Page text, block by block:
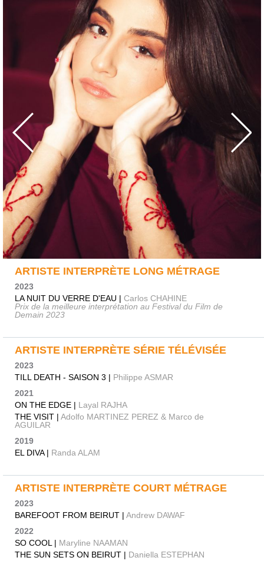
ARTISTE INTERPRÈTE LONG MÉTRAGE
2023
LA NUIT DU VERRE D'EAU | Carlos CHAHINE
Prix de la meilleure interprétation au Festival du Film de
Demain 2023
ARTISTE INTERPRÈTE SÉRIE TÉLÉVISÉE
2023
TILL DEATH - SAISON 3 | Philippe ASMAR
2021
ON THE EDGE | Layal RAJHA
THE VISIT | Adolfo MARTINEZ PEREZ & Marco de
AGUILAR
2019
EL DIVA | Randa ALAM
ARTISTE INTERPRÈTE COURT MÉTRAGE
2023
BAREFOOT FROM BEIRUT | Andrew DAWAF
2022
SO COOL | Maryline NAAMAN
THE SUN SETS ON BEIRUT | Daniella ESTEPHAN